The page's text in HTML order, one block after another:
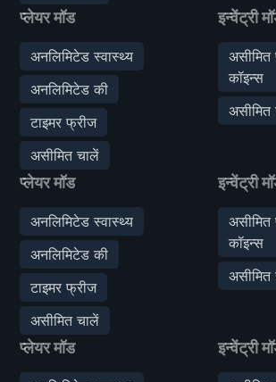
प्लेयर मॉड
अनलिमिटेड स्वास्थ्य
अनलिमिटेड की
टाइमर फ्रीज
असीमित चालें
इन्वेंट्री
असीमित
कॉइन्स
असीमित
प्लेयर मॉड
अनलिमिटेड स्वास्थ्य
अनलिमिटेड की
टाइमर फ्रीज
असीमित चालें
इन्वेंट्री
असीमित
कॉइन्स
असीमित
प्लेयर मॉड इन्वेंट्री